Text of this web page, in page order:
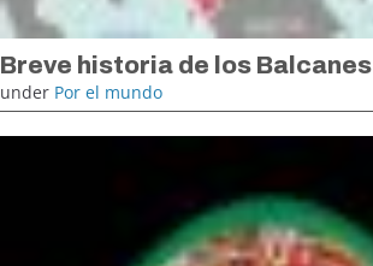
Breve historia de los Balcanes
under Por el mundo